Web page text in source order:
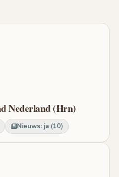
Nederland (Hrn)
Nieuws: ja (10)